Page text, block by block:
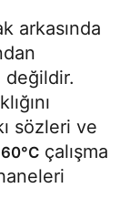
arkasında
sözleri ve
çalışma